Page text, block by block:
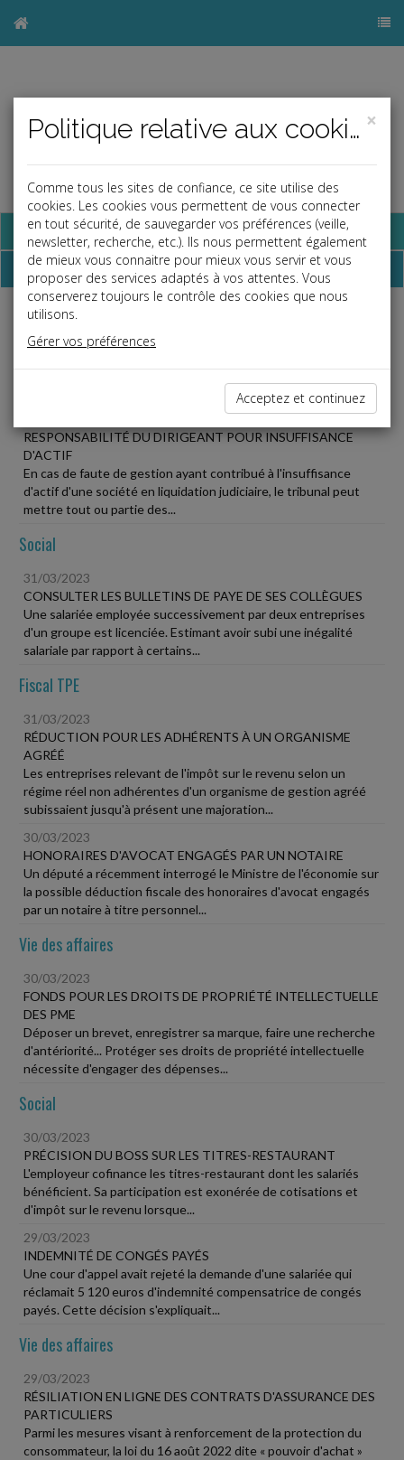
Base documentaire
Dépêches
Liste des dernières dépêches
RESPONSABILITÉ DU DIRIGEANT POUR INSUFFISANCE
D'ACTIF
En cas de faute de gestion ayant contribué à l'insuffisance
d'actif d'une société en liquidation judiciaire, le tribunal peut
mettre tout ou partie des...
Social
31/03/2023
CONSULTER LES BULLETINS DE PAYE DE SES COLLÈGUES
Une salariée employée successivement par deux entreprises
d'un groupe est licenciée. Estimant avoir subi une inégalité
salariale par rapport à certains...
Fiscal TPE
31/03/2023
RÉDUCTION POUR LES ADHÉRENTS À UN ORGANISME
AGRÉÉ
Les entreprises relevant de l'impôt sur le revenu selon un
régime réel non adhérentes d'un organisme de gestion agréé
subissaient jusqu'à présent une majoration...
30/03/2023
HONORAIRES D'AVOCAT ENGAGÉS PAR UN NOTAIRE
Un député a récemment interrogé le Ministre de l'économie sur
la possible déduction fiscale des honoraires d'avocat engagés
par un notaire à titre personnel...
Vie des affaires
30/03/2023
FONDS POUR LES DROITS DE PROPRIÉTÉ INTELLECTUELLE
DES PME
Déposer un brevet, enregistrer sa marque, faire une recherche
d'antériorité... Protéger ses droits de propriété intellectuelle
nécessite d'engager des dépenses...
Social
30/03/2023
PRÉCISION DU BOSS SUR LES TITRES-RESTAURANT
L'employeur cofinance les titres-restaurant dont les salariés
bénéficient. Sa participation est exonérée de cotisations et
d'impôt sur le revenu lorsque...
29/03/2023
INDEMNITÉ DE CONGÉS PAYÉS
Une cour d'appel avait rejeté la demande d'une salariée qui
réclamait 5 120 euros d'indemnité compensatrice de congés
payés. Cette décision s'expliquait...
Vie des affaires
29/03/2023
RÉSILIATION EN LIGNE DES CONTRATS D'ASSURANCE DES
PARTICULIERS
Parmi les mesures visant à renforcement de la protection du
consommateur, la loi du 16 août 2022 dite « pouvoir d'achat »
×
Politique relative aux cookies
Comme tous les sites de confiance, ce site utilise des
cookies. Les cookies vous permettent de vous connecter
en tout sécurité, de sauvegarder vos préférences (veille,
newsletter, recherche, etc.). Ils nous permettent également
de mieux vous connaitre pour mieux vous servir et vous
proposer des services adaptés à vos attentes. Vous
conserverez toujours le contrôle des cookies que nous
utilisons.
Gérer vos préférences
Acceptez et continuez